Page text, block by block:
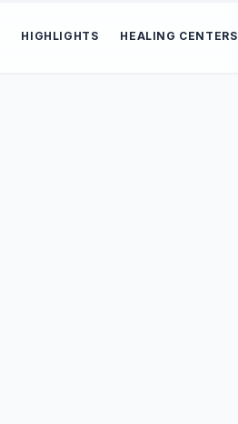
HIGHLIGHTS HEALING CENTERS